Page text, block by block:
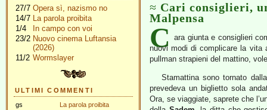
27/7 Opera sì, nazismo no
14/7 La parola proibita
1/4
In campo con voi
23/2 Nuovo cinema Luftansia
(2026)
11/2 Wormslayer
ULTIMI COMMENTI
gs
La parola proibita
Cari consiglieri,
Malpensa
C
ara giunta e consiglieri
nuovi modi di complicare la
pullman strapieni del mattino,
Stamattina sono tornato
prevedeva un biglietto sola
Ora, se viaggiate, saprete che